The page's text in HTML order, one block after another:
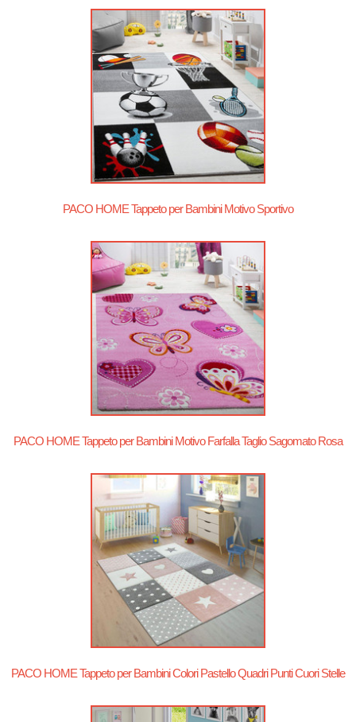
PACO HOME Tappeto per Bambini Motivo Sportivo
PACO HOME Tappeto per Bambini Motivo Farfalla Taglio Sagomato Rosa
PACO HOME Tappeto per Bambini Colori Pastello Quadri Punti Cuori Stelle